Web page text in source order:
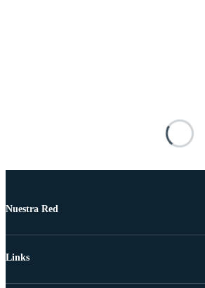
Nuestra Red
Links